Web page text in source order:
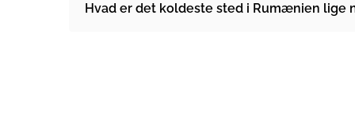
Hvad er det koldeste sted i Rumænien lige